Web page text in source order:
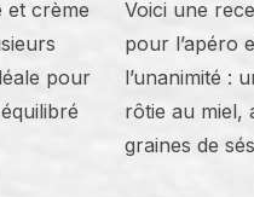
et crème
pour
Voici une
pour l’apéro
l’unanimité :
rôtie au miel,
graines de